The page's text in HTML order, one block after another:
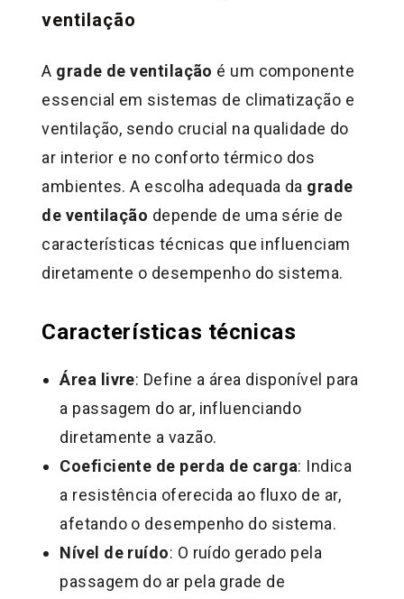
ventilação
A grade de ventilação é um componente
essencial em sistemas de climatização e
ventilação, sendo crucial na qualidade do
ar interior e no conforto térmico dos
ambientes. A escolha adequada da grade
de ventilação depende de uma série de
características técnicas que influenciam
diretamente o desempenho do sistema.
Características técnicas
Área livre: Define a área disponível para
a passagem do ar, influenciando
diretamente a vazão.
Coeficiente de perda de carga: Indica
a resistência oferecida ao fluxo de ar,
afetando o desempenho do sistema.
Nível de ruído: O ruído gerado pela
passagem do ar pela grade de